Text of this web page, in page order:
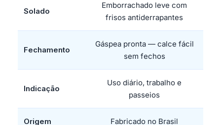
Solado
Emborrachado leve com
frisos antiderrapantes
Fechamento
Gáspea pronta — calce fácil
sem fechos
Indicação
Uso diário, trabalho e
passeios
Origem Fabricado no Brasil